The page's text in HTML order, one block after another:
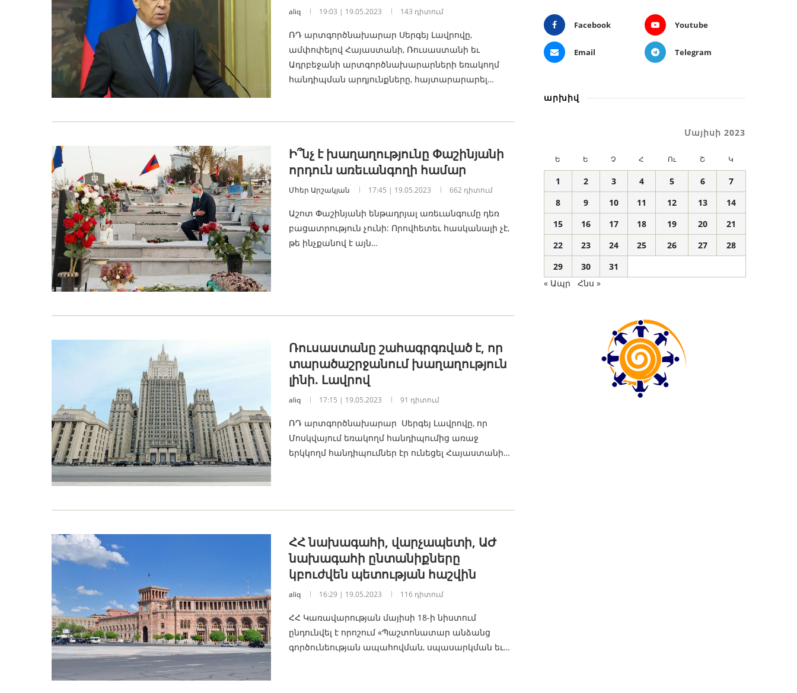
aliq 19:03 | 19.05.2023 143 դիտում
ՌԴ արտգործնախարար Սերգեյ Լավրովը,
ամփոփելով Հայաստանի, Ռուսաստանի եւ
Ադրբեջանի արտգործնախարարների եռակողմ
հանդիպման արդյունքները, հայտարարարել…
Ի՞նչ է խաղաղությունը Փաշինյանի
որդուն առեւանգողի համար
Մհեր Արշակյան 17:45 | 19.05.2023 662 դիտում
Աշոտ Փաշինյանի ենթադրյալ առեւանգումը դեռ
բացատրություն չունի: Որովհետեւ հասկանալի չէ,
թե ինչքանով է այն…
Ռուսաստանը շահագրգռված է, որ
տարածաշրջանում խաղաղություն
լինի. Լավրով
aliq 17:15 | 19.05.2023 91 դիտում
ՌԴ արտգործնախարար Սերգեյ Լավրովը, որ
Մոսկվայում եռակողմ հանդիպումից առաջ
երկկողմ հանդիպումներ էր ունեցել Հայաստանի…
ՀՀ նախագահի, վարչապետի, ԱԺ
նախագահի ընտանիքները
կբուժվեն պետության հաշվին
aliq 16:29 | 19.05.2023 116 դիտում
ՀՀ Կառավարության մայիսի 18-ի նիստում
ընդունվել է որոշում «Պաշտոնատար անձանց
գործունեության ապահովման, սպասարկման եւ…
Facebook Youtube
Email Telegram
արխիվ
Մայիսի 2023
Ե Ե Չ Հ Ու Շ Կ
1 2 3 4 5 6
7
8
9 10 11 12 13
14
15
16 17 18 19 20
21
22
23 24 25 26 27
28
29
30
31
« Ապր
Հնս »